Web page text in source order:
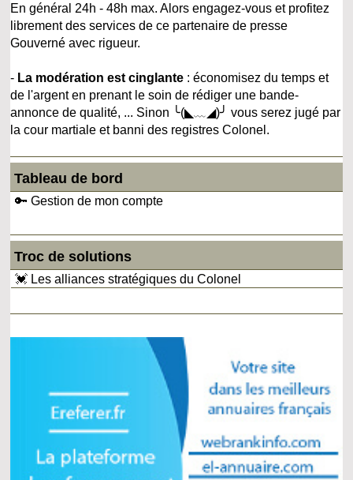
En général 24h - 48h max. Alors engagez-vous et profitez
librement des services de ce partenaire de presse
Gouverné avec rigueur.
- La modération est cinglante : économisez du temps et
de l'argent en prenant le soin de rédiger une bande-
annonce de qualité, ... Sinon ╰(◣﹏◢)╯ vous serez jugé par
la cour martiale et banni des registres Colonel.
Tableau de bord
🔑 Gestion de mon compte
Troc de solutions
💓 Les alliances stratégiques du Colonel